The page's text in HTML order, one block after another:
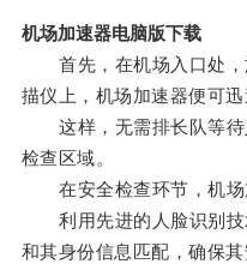
机场加速器电脑版下载
首先，在机场入口处，
描仪上，机场加速器便可
这样，无需排长队等待
检查区域。
在安全检查环节，机场
利用先进的人脸识别技
和其身份信息匹配，确保其